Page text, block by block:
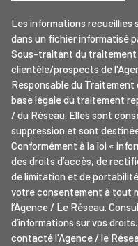
Les informations recueillies
dans un fichier informatisé
Sous-traitant du traitement
clientèle/prospects de
Responsable du Traitement
base légale du traitement
/ du Réseau. Elles sont
suppression et sont
Conformément à la loi «
des droits d’accès, de
de limitation et de
votre consentement à tout
l’Agence / Le Réseau.
d’informations sur vos
contacté l'Agence / le